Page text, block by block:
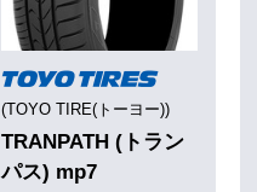
(TOYO TIRE(トーヨー))
TRANPATH (トラン
パス) mp7